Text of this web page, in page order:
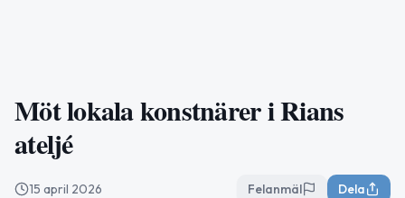
Möt lokala konstnärer i Rians
ateljé
15 april 2026 Felanmäl Dela